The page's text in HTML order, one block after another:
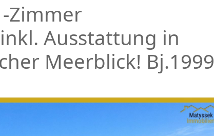
Zimmer
Ausstattung in
Meerblick! Bj.1999